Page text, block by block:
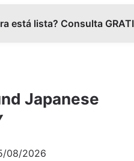
está lista? Consulta
Japanese
08/2026